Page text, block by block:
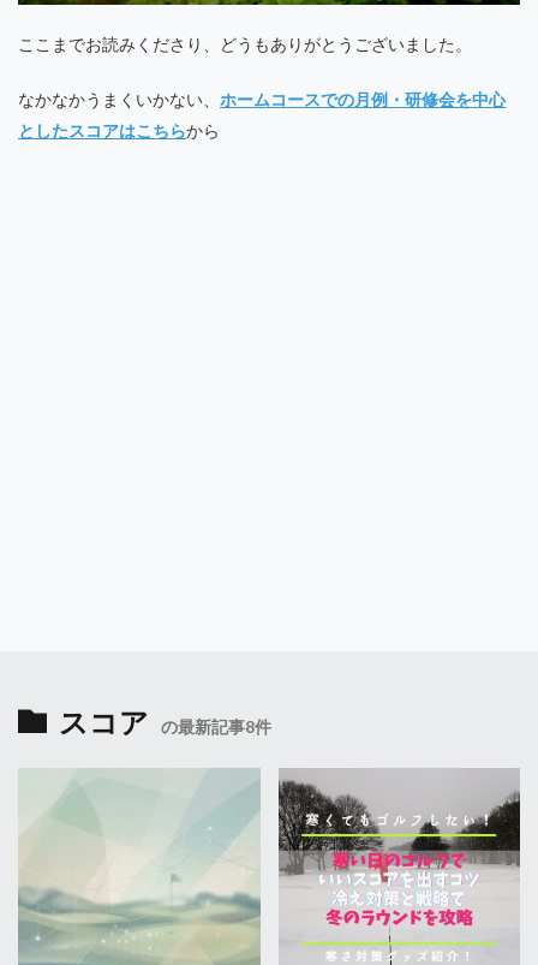
ここまでお読みくださり、どうもありがとうございました。
なかなかうまくいかない、 ホームコースでの月例・研修会を中心
としたスコアはこちらから
スコア の最新記事8件